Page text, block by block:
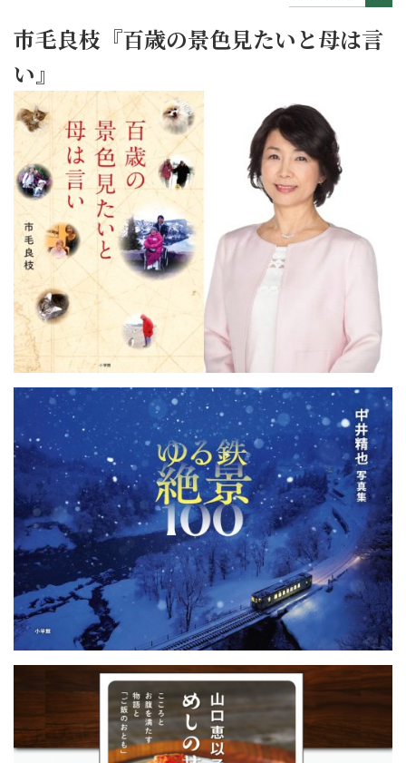
市毛良枝『百歳の景色見たいと母は言
い』